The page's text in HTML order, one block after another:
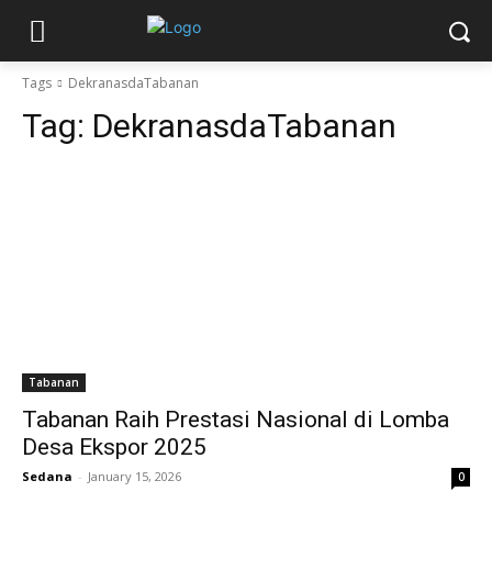
Tags DekranasdaTabanan
Tag: DekranasdaTabanan
Tabanan
Tabanan Raih Prestasi Nasional di Lomba
Desa Ekspor 2025
Sedana - January 15, 2026 0